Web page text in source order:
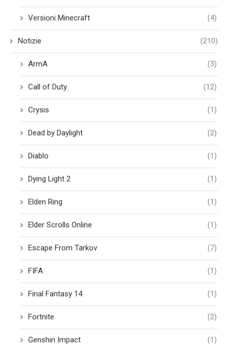
Versioni Minecraft (4)
Notizie (210)
ArmA (3)
Call of Duty (12)
Crysis (1)
Dead by Daylight (2)
Diablo (1)
Dying Light 2 (1)
Elden Ring (1)
Elder Scrolls Online (1)
Escape From Tarkov (7)
FIFA (1)
Final Fantasy 14 (1)
Fortnite (2)
Genshin Impact (1)